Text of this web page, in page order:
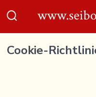
Inhalt
ein-/ausblenden
Cookie-